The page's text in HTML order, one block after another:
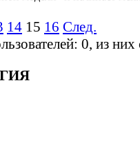
14 15 16 След.
0, из